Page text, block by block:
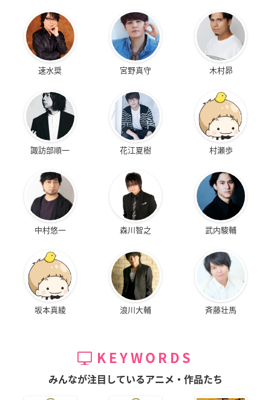
速水奨 宮野真守 木村昴
諏訪部順一 花江夏樹 村瀬歩
中村悠一 森川智之 武内駿輔
坂本真綾 浪川大輔 斉藤壮馬
KEYWORDS
みんなが注目しているアニメ・作品たち